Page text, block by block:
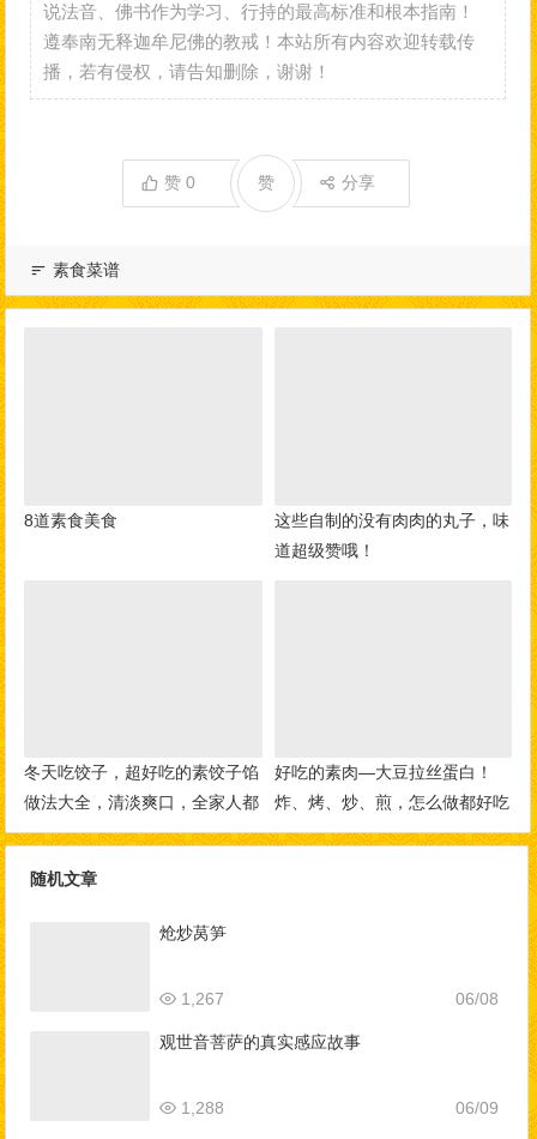
说法音、佛书作为学习、行持的最高标准和根本指南！
遵奉南无释迦牟尼佛的教戒！本站所有内容欢迎转载传
播，若有侵权，请告知删除，谢谢！
赞0 分享
赞
素食菜谱
8道素食美食
这些自制的没有肉肉的丸子，味
道超级赞哦！
冬天吃饺子，超好吃的素饺子馅
做法大全，清淡爽口，全家人都
爱吃！
好吃的素肉—大豆拉丝蛋白！
炸、烤、炒、煎，怎么做都好吃
随机文章
炝炒莴笋
06/08
1,267
观世音菩萨的真实感应故事
06/09
1,288